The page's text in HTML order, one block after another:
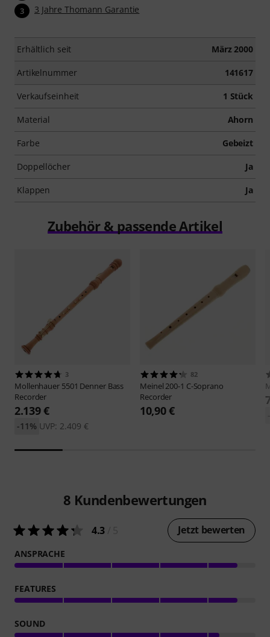
3 3 Jahre Thomann Garantie
Erhältlich seit März 2000
Artikelnummer 141617
Verkaufseinheit 1 Stück
Material Ahorn
Farbe Gebeizt
Doppellöcher Ja
Klappen Ja
Zubehör & passende Artikel
3
Mollenhauer 5501 Denner Bass
Recorder
2.139 €
UVP: 2.409 €
-11%
82
Meinel 200-1 C-Soprano
Recorder
10,90 €
8 Kundenbewertungen
4.3 Jetzt bewerten
ANSPRACHE
FEATURES
SOUND